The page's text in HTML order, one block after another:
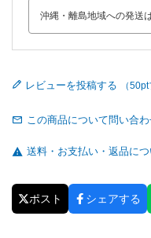
レビューを投稿する
この商品について問い合
送料・お支払い・返品につ
ポスト シェアする